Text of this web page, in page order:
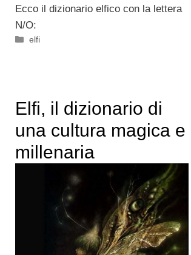
Ecco il dizionario elfico con la lettera
N/O:
Categorie
elfi
Elfi, il dizionario di
una cultura magica e
millenaria